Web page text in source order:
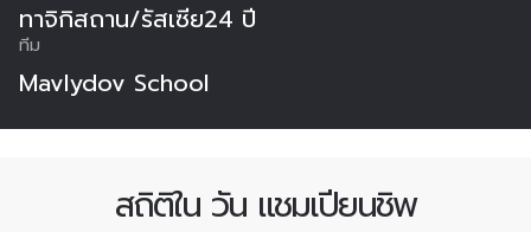
ทาจิกิสถาน/รัสเซีย24 ปี
ทีม
Mavlydov School
สถิติใน วัน แชมเปียนชิพ